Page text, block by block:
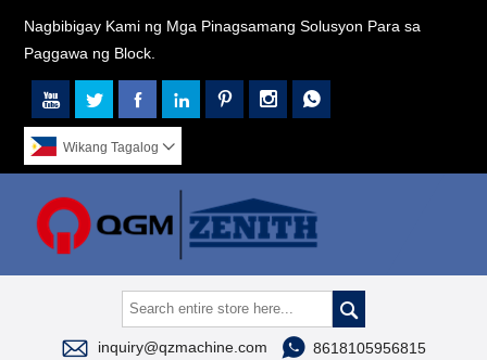
Nagbibigay Kami ng Mga Pinagsamang Solusyon Para sa
Paggawa ng Block.
      
Wikang Tagalog 

 inquiry@qzmachine.com  8618105956815